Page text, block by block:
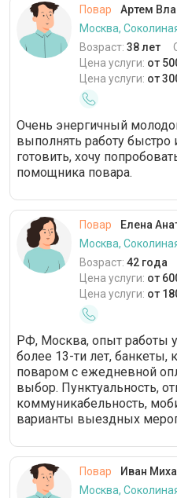
Повар
Артем
Москва,
Возраст: 38 лет
Цена услуги: от
Цена услуги: от
Очень энергичный
выполнять работу
готовить, хочу
помощника повара.
Повар
Елена
Москва,
Возраст: 42 года
Цена услуги: от
Цена услуги: от
РФ, Москва, опыт работы
более 13-ти лет, банкеты,
поваром с ежедневной
выбор. Пунктуальность,
коммуникабельность,
варианты выездных
Повар
Иван
Москва,